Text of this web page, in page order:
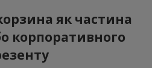
як частина
корпоративного